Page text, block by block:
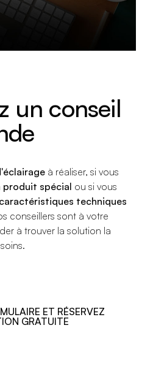
un conseil
à réaliser, si vous
produit spécial ou si vous
caractéristiques techniques
conseillers sont à votre
à trouver la solution la
ET RÉSERVEZ
GRATUITE